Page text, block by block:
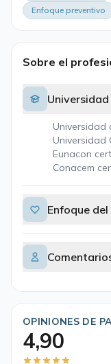
Enfoque preventivo
Sobre el
Universidad
Universidad
Eunacon
Conacem
Enfoque
OPINIONES DE
4,90